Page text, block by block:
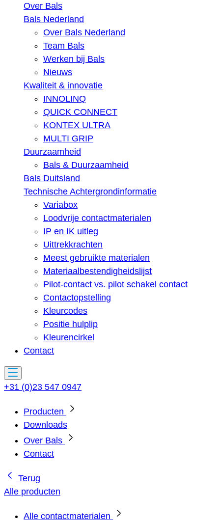
Over Bals
Bals Nederland
Over Bals Nederland
Team Bals
Werken bij Bals
Nieuws
Kwaliteit & innovatie
INNOLINQ
QUICK CONNECT
KONTEX ULTRA
MULTI GRIP
Duurzaamheid
Bals & Duurzaamheid
Bals Duitsland
Technische Achtergrondinformatie
Variabox
Loodvrije contactmaterialen
IP en IK uitleg
Uittrekkrachten
Meest gebruikte materialen
Materiaalbestendigheidslijst
Pilot-contact vs. pilot schakel contact
Contactopstelling
Kleurcodes
Positie hulplip
Kleurencirkel
Contact
+31 (0)23 547 0947
Producten
Downloads
Over Bals
Contact
Terug
Alle producten
Alle contactmaterialen